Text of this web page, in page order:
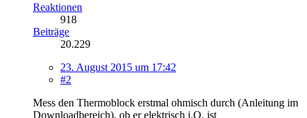
Reaktionen
918
Beiträge
20.229
23. August 2015 um 17:42
#2
Mess den Thermoblock erstmal ohmisch durch (Anleitung im
Downloadbereich), ob er elektrisch i.O. ist